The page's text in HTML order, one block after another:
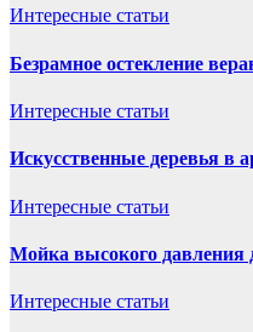
Интересные статьи
Безрамное остекление
Интересные статьи
Искусственные деревья в
Интересные статьи
Мойка высокого давления
Интересные статьи